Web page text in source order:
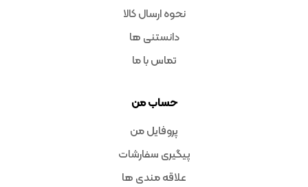
نحوه ارسال کالا
دانستنی ها
تماس با ما
حساب من
پروفایل من
پیگیری سفارشات
علاقه مندی ها